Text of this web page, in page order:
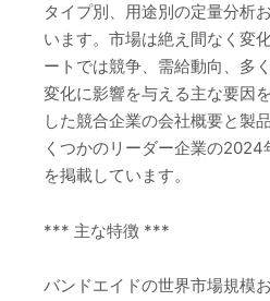
タイプ別、用途別の定量分析
います。市場は絶え間なく変
ートでは競争、需給動向、多
変化に影響を与える主な要因
した競合企業の会社概要と製
くつかのリーダー企業の2024
を掲載しています。
*** 主な特徴 ***
バンドエイドの世界市場規模